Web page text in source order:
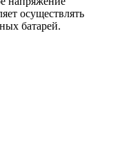
осуществлять
батарей.